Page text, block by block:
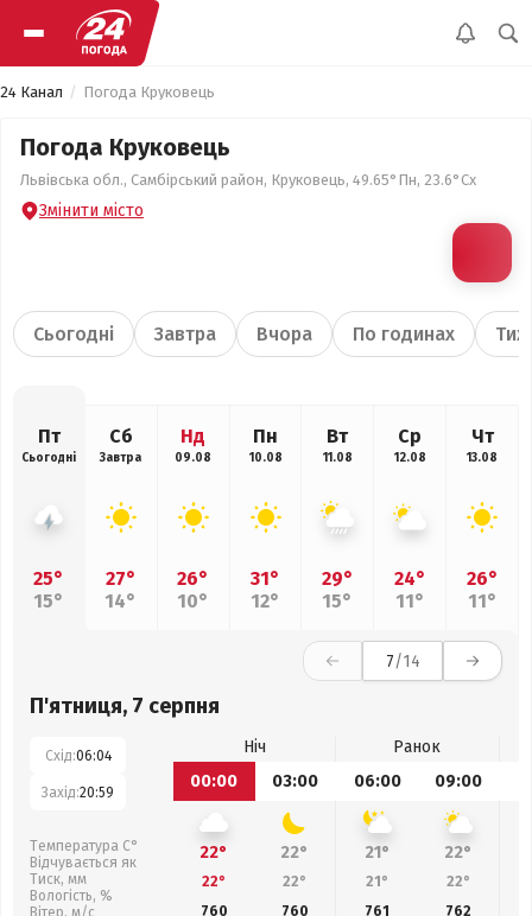
24 Канал Погода Круковець
Погода Круковець
Львівська обл., Самбірський район, Круковець, 49.65°Пн, 23.6°Сх
Змінити місто
Сьогодні Завтра Вчора По годинах
Пт
Сьогодні
25°
15°
Сб
Завтра
27°
14°
Нд
09.08
26°
10°
Пн
10.08
31°
12°
Вт
11.08
29°
15°
Ср
12.08
24°
11°
Чт
13.08
26°
11°
7/14
П'ятниця, 7 серпня
Схід:06:04
Захід:20:59
Температура С°
Відчувається як
Тиск, мм
Вологість, %
Вітер, м/с
Ніч
Ранок
00:00
03:00 06:00 09:00
22° 22° 21° 22°
22° 22° 21° 22°
760
760 761 762